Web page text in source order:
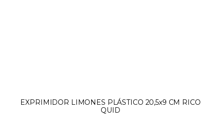
EXPRIMIDOR LIMONES PLÁSTICO 20,5x9 CM RICO
QUID